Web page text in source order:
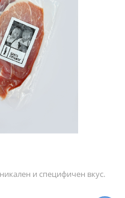
и специфичен вкус.